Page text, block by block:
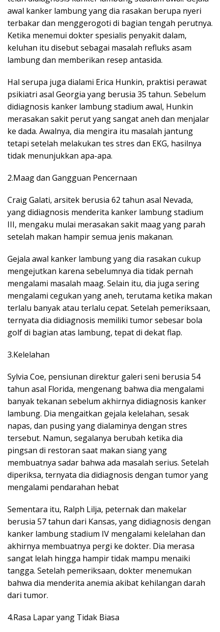
awal kanker lambung yang dia rasakan berupa nyeri
terbakar dan menggerogoti di bagian tengah perutnya.
Ketika menemui dokter spesialis penyakit dalam,
keluhan itu disebut sebagai masalah refluks asam
lambung dan memberikan resep antasida.
Hal serupa juga dialami Erica Hunkin, praktisi perawat
psikiatri asal Georgia yang berusia 35 tahun. Sebelum
didiagnosis kanker lambung stadium awal, Hunkin
merasakan sakit perut yang sangat aneh dan menjalar
ke dada. Awalnya, dia mengira itu masalah jantung
tetapi setelah melakukan tes stres dan EKG, hasilnya
tidak menunjukkan apa-apa.
2.Maag dan Gangguan Pencernaan
Craig Galati, arsitek berusia 62 tahun asal Nevada,
yang didiagnosis menderita kanker lambung stadium
III, mengaku mulai merasakan sakit maag yang parah
setelah makan hampir semua jenis makanan.
Gejala awal kanker lambung yang dia rasakan cukup
mengejutkan karena sebelumnya dia tidak pernah
mengalami masalah maag. Selain itu, dia juga sering
mengalami cegukan yang aneh, terutama ketika makan
terlalu banyak atau terlalu cepat. Setelah pemeriksaan,
ternyata dia didiagnosis memiliki tumor sebesar bola
golf di bagian atas lambung, tepat di dekat flap.
3.Kelelahan
Sylvia Coe, pensiunan direktur galeri seni berusia 54
tahun asal Florida, mengenang bahwa dia mengalami
banyak tekanan sebelum akhirnya didiagnosis kanker
lambung. Dia mengaitkan gejala kelelahan, sesak
napas, dan pusing yang dialaminya dengan stres
tersebut. Namun, segalanya berubah ketika dia
pingsan di restoran saat makan siang yang
membuatnya sadar bahwa ada masalah serius. Setelah
diperiksa, ternyata dia didiagnosis dengan tumor yang
mengalami pendarahan hebat
Sementara itu, Ralph Lilja, peternak dan makelar
berusia 57 tahun dari Kansas, yang didiagnosis dengan
kanker lambung stadium IV mengalami kelelahan dan
akhirnya membuatnya pergi ke dokter. Dia merasa
sangat lelah hingga hampir tidak mampu menaiki
tangga. Setelah pemeriksaan, dokter menemukan
bahwa dia menderita anemia akibat kehilangan darah
dari tumor.
4.Rasa Lapar yang Tidak Biasa